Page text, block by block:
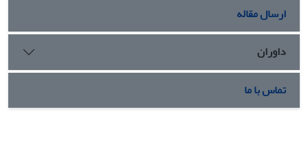
ارسال مقاله
داوران
تماس با ما